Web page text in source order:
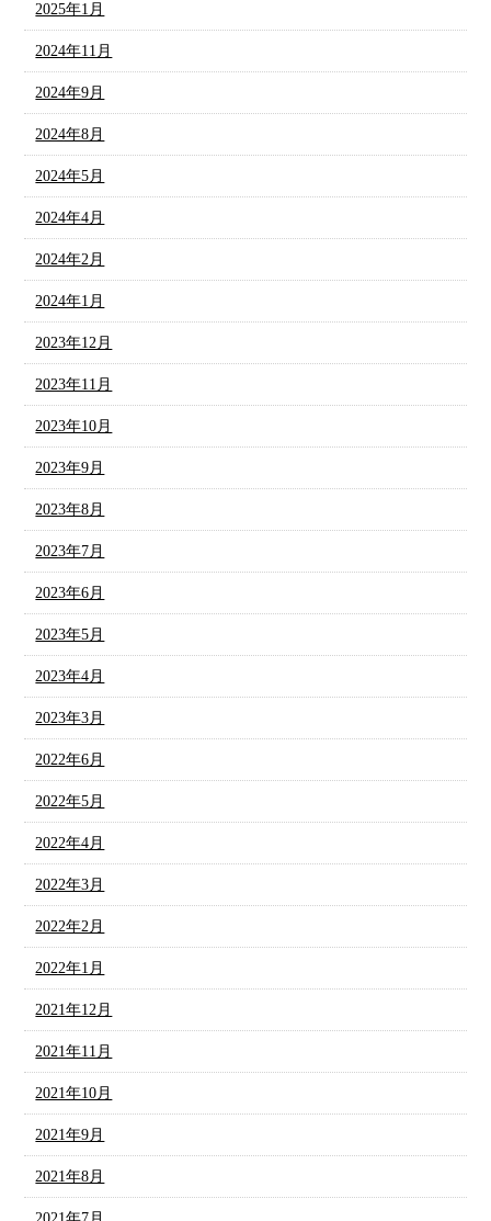
2025年1月
2024年11月
2024年9月
2024年8月
2024年5月
2024年4月
2024年2月
2024年1月
2023年12月
2023年11月
2023年10月
2023年9月
2023年8月
2023年7月
2023年6月
2023年5月
2023年4月
2023年3月
2022年6月
2022年5月
2022年4月
2022年3月
2022年2月
2022年1月
2021年12月
2021年11月
2021年10月
2021年9月
2021年8月